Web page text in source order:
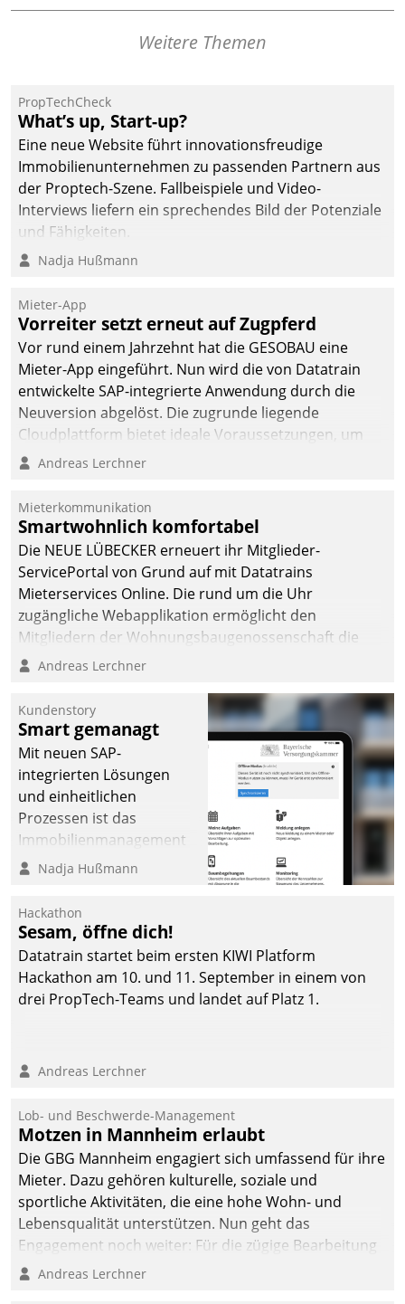
Weitere Themen
PropTechCheck
What’s up, Start-up?
Eine neue Website führt innovationsfreudige
Immobilienunternehmen zu passenden Partnern aus
der Proptech-Szene. Fallbeispiele und Video-
Interviews liefern ein sprechendes Bild der Potenziale
und Fähigkeiten.
Nadja Hußmann
Mieter-App
Vorreiter setzt erneut auf Zugpferd
Vor rund einem Jahrzehnt hat die GESOBAU eine
Mieter-App eingeführt. Nun wird die von Datatrain
entwickelte SAP-integrierte Anwendung durch die
Neuversion abgelöst. Die zugrunde liegende
Cloudplattform bietet ideale Voraussetzungen, um
die Funktionalität der App zu erweitern und weitere
integrieren.
Andreas Lerchner
Mieterkommunikation
Smartwohnlich komfortabel
Die NEUE LÜBECKER erneuert ihr Mitglieder-
ServicePortal von Grund auf mit Datatrains
Mieterservices Online. Die rund um die Uhr
zugängliche Webapplikation ermöglicht den
Mitgliedern der Wohnungs­bau­genossenschaft die
Kontaktaufnahme per Smartphone, Tablet oder PC.
Andreas Lerchner
Kundenstory
Smart gemanagt
Mit neuen SAP-
integrierten Lösungen
und einheitlichen
Prozessen ist das
Immobilienmanagement
der Bayerischen
Ressort Kapitalanlage für
künftige Aufgaben und
Herausforderungen
gerüstet.
Nadja Hußmann
Hackathon
Sesam, öffne dich!
Datatrain startet beim ersten KIWI Platform
Hackathon am 10. und 11. September in einem von
drei PropTech-Teams und landet auf Platz 1.
Andreas Lerchner
Lob- und Beschwerde-Management
Motzen in Mannheim erlaubt
Die GBG Mannheim engagiert sich umfassend für ihre
Mieter. Dazu gehören kulturelle, soziale und
sportliche Aktivitäten, die eine hohe Wohn- und
Lebensqualität unterstützen. Nun geht das
Engagement noch weiter: Für die zügige Bearbeitung
von Beschwerden – oder Lob – richtet das
Andreas Lerchner